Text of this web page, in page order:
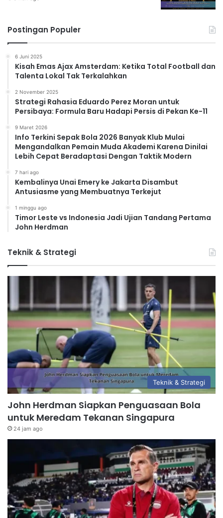
Postingan Populer
6 Juni 2025
Kisah Emas Ajax Amsterdam: Ketika Total Football dan
Talenta Lokal Tak Terkalahkan
2 November 2025
Strategi Rahasia Eduardo Perez Moran untuk
Persibaya: Formula Baru Hadapi Persis di Pekan Ke-11
9 Maret 2026
Info Terkini Sepak Bola 2026 Banyak Klub Mulai
Mengandalkan Pemain Muda Akademi Karena Dinilai
Lebih Cepat Beradaptasi Dengan Taktik Modern
7 hari ago
Kembalinya Unai Emery ke Jakarta Disambut
Antusiasme yang Membuatnya Terkejut
1 minggu ago
Timor Leste vs Indonesia Jadi Ujian Tandang Pertama
John Herdman
Teknik & Strategi
Teknik & Strategi
John Herdman Siapkan Penguasaan Bola
untuk Meredam Tekanan Singapura
24 jam ago